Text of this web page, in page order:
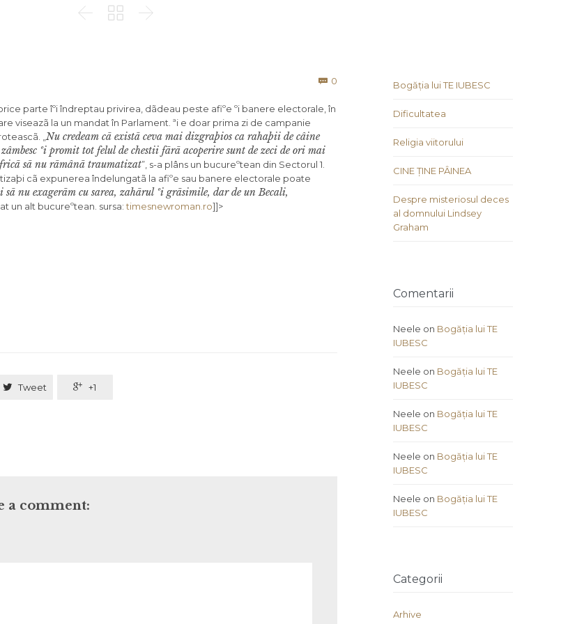
  
 0
parte îºi îndreptau privirea, dãdeau peste afiºe ºi banere electorale, în
viseazã la un mandat în Parlament. ªi e doar prima zi de campanie
„ Nu credeam cã existã ceva mai dizgraþios ca rahaþii de câine
ºi promit tot felul de chestii fãrã acoperire sunt de zeci de ori mai
sã nu rãmânã traumatizat”, s-a plâns un bucureºtean din Sectorul 1.
cã expunerea îndelungatã la afiºe sau banere electorale poate
nu exagerãm cu sarea, zahãrul ºi grãsimile, dar de un Becali,
un alt bucureºtean. sursa:timesnewroman.ro]]>
 Tweet  +1
a comment:
Bogăția lui TE IUBESC
Dificultatea
Religia viitorului
CINE ȚINE PÂINEA
Despre misteriosul deces
al domnului Lindsey
Graham
Comentarii
Neele on Bogăția lui TE
IUBESC
Neele on Bogăția lui TE
IUBESC
Neele on Bogăția lui TE
IUBESC
Neele on Bogăția lui TE
IUBESC
Neele on Bogăția lui TE
IUBESC
Categorii
Arhive